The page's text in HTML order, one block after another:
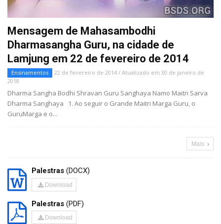
Mensagem de Mahasambodhi
Dharmasangha Guru, na cidade de
Lamjung em 22 de fevereiro de 2014
Ensinamentos
22 de fevereiro de 2014 / Atualizado em 30 de janeiro de
2018
Dharma Sangha Bodhi Shravan Guru Sanghaya Namo Maitri Sarva
Dharma Sanghaya 1. Ao seguir o Grande Maitri Marga Guru, o
GuruMarga e o...
Mais
Palestras (DOCX)
Download
Palestras (PDF)
Download